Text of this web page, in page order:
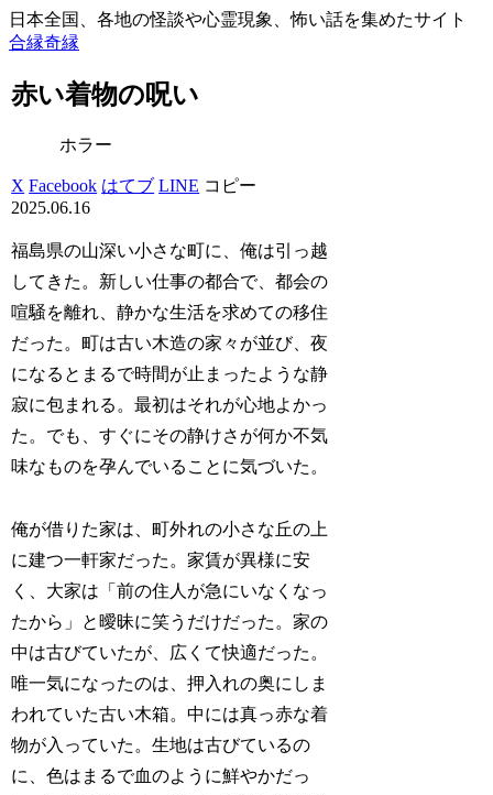
日本全国、各地の怪談や心霊現象、怖い話を集めたサイト
合縁奇縁
赤い着物の呪い
ホラー
X Facebook はてブ LINE コピー
2025.06.16
福島県の山深い小さな町に、俺は引っ越
してきた。新しい仕事の都合で、都会の
喧騒を離れ、静かな生活を求めての移住
だった。町は古い木造の家々が並び、夜
になるとまるで時間が止まったような静
寂に包まれる。最初はそれが心地よかっ
た。でも、すぐにその静けさが何か不気
味なものを孕んでいることに気づいた。
俺が借りた家は、町外れの小さな丘の上
に建つ一軒家だった。家賃が異様に安
く、大家は「前の住人が急にいなくなっ
たから」と曖昧に笑うだけだった。家の
中は古びていたが、広くて快適だった。
唯一気になったのは、押入れの奥にしま
われていた古い木箱。中には真っ赤な着
物が入っていた。生地は古びているの
に、色はまるで血のように鮮やかだっ